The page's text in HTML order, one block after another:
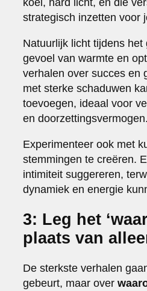
strategisch inzetten voor
Natuurlijk licht tijdens
gevoel van warmte en
verhalen over succes en
met sterke schaduwen
toevoegen, ideaal voor
en doorzettingsvermogen.
Experimenteer ook met
stemmingen te creëren.
intimiteit suggereren,
dynamiek en energie
3: Leg het
plaats van
De sterkste verhalen
gebeurt, maar over